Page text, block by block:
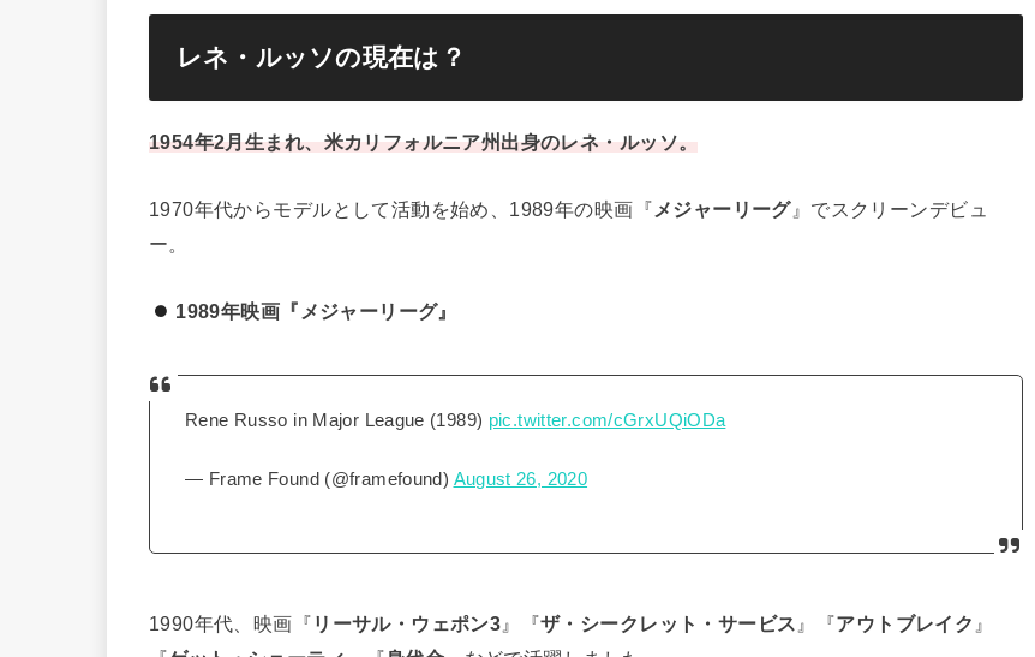
レネ・ルッソの現在は？
1954年2月生まれ、米カリフォルニア州出身のレネ・ルッソ。
1970年代からモデルとして活動を始め、1989年の映画『 メジャーリーグ』でスクリーンデビュ
ー。
1989年映画『メジャーリーグ』
Rene Russo in Major League (1989) pic.twitter.com/cGrxUQiODa
— Frame Found (@framefound) August 26, 2020
1990年代、映画『 リーサル・ウェポン3 』『ザ・シークレット・サービス 』『アウトブレイク 』